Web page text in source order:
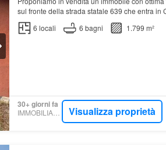
sul fronte della strada statale 639 che entra in
6 locali 6 bagni 1.799 m²
30+ giorni fa
IMMOBILIARE.IT Visualizza proprietà